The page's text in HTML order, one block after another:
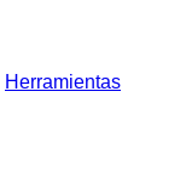
Herramientas